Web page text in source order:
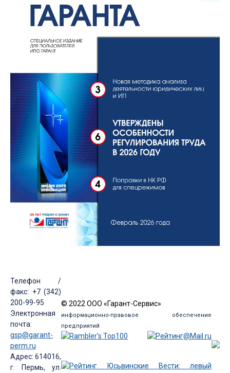
Телефон /
факс: +7 (342)
200-99-95
Электронная
почта:
gsp@garant-
perm.ru
Адрес: 614016,
г. Пермь, ул.
© 2022 ООО «Гарант-Сервис»
информационно-правовое обеспечение
предприятий